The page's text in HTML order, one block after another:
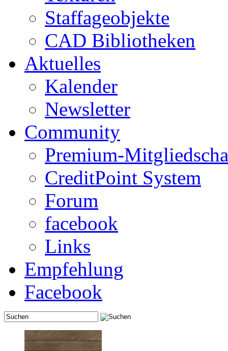
Staffageobjekte
CAD Bibliotheken
Aktuelles
Kalender
Newsletter
Community
Premium-
CreditPoint System
Forum
facebook
Links
Empfehlung
Facebook